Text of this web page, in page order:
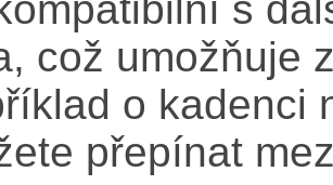
s
což umožňuje
o kadenci
přepínat